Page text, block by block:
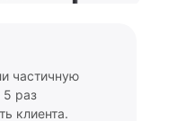
частичную
5 раз
клиента.